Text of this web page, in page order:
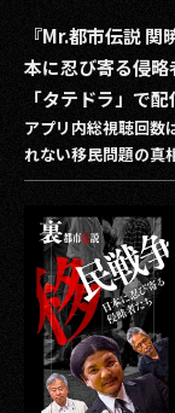
GROUP
PRIVACY
『Mr.都市伝説
本に忍び寄る侵
「タテドラ」で
アプリ内総視聴回数
れない移民問題の真